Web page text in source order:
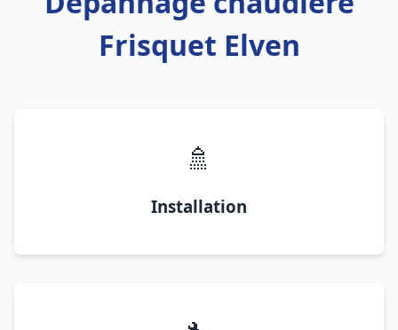
Frisquet Elven
🚿
Installation